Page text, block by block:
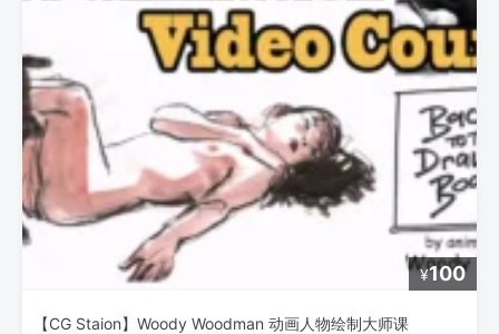
¥100
【CG Staion】Woody Woodman 动画人物绘制大师课